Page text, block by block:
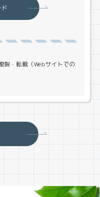
製・転載（Webサイトでの